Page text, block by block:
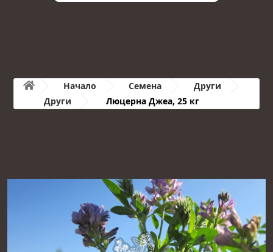
Начало Семена
Други
Други
Люцерна Джеа, 25 кг